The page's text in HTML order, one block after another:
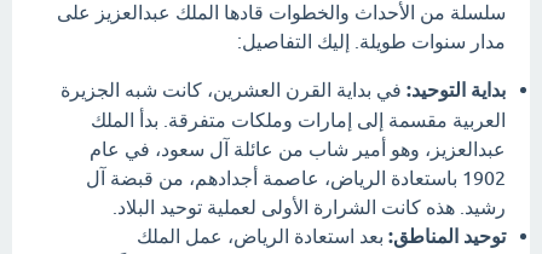
سلسلة من الأحداث والخطوات قادها الملك عبدالعزيز على
مدار سنوات طويلة. إليك التفاصيل:
بداية التوحيد: في بداية القرن العشرين، كانت شبه الجزيرة
العربية مقسمة إلى إمارات وملكات متفرقة. بدأ الملك
عبدالعزيز، وهو أمير شاب من عائلة آل سعود، في عام
1902 باستعادة الرياض، عاصمة أجدادهم، من قبضة آل
رشيد. هذه كانت الشرارة الأولى لعملية توحيد البلاد.
توحيد المناطق: بعد استعادة الرياض، عمل الملك